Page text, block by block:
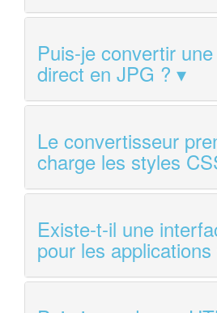
Puis-je convertir
direct en JPG ?
Le convertisseur
charge les styles
Existe-t-il une
pour les